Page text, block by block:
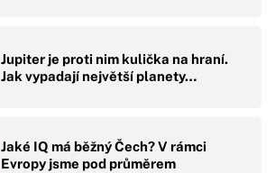
Jupiter je proti nim kulička na hraní.
Jak vypadají největší planety…
Jaké IQ má běžný Čech? V rámci
Evropy jsme pod průměrem